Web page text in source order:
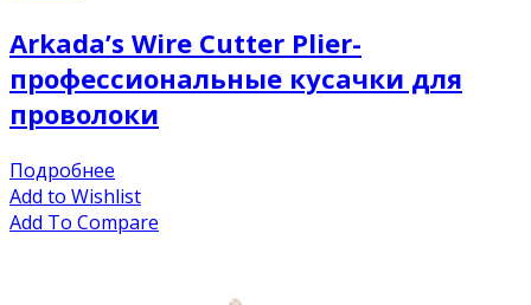
Arkada’s Wire Cutter Plier-
профессиональные кусачки для
проволоки
Подробнее
Add to Wishlist
Add To Compare